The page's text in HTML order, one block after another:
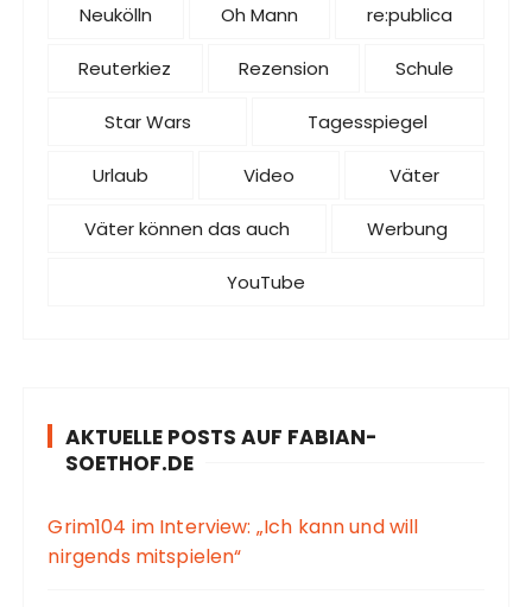
Neukölln Oh Mann re:publica
Reuterkiez Rezension Schule
Star Wars Tagesspiegel
Urlaub Video Väter
Väter können das auch Werbung
YouTube
AKTUELLE POSTS AUF FABIAN-
SOETHOF.DE
Grim104 im Interview: „Ich kann und will
nirgends mitspielen“